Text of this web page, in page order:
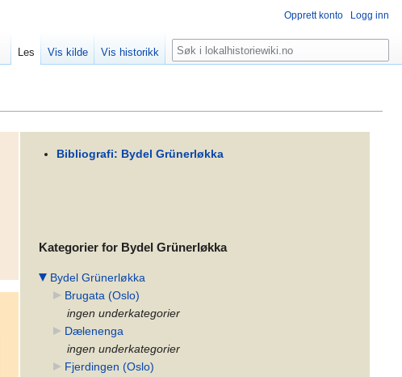
Bibliografi: Bydel Grünerløkka
Kategorier for Bydel Grünerløkka
Bydel Grünerløkka
Brugata (Oslo)
ingen underkategorier
Dælenenga
ingen underkategorier
Fjerdingen (Oslo)
Opprett konto Logg inn
Les Vis kilde Vis historikk Søk